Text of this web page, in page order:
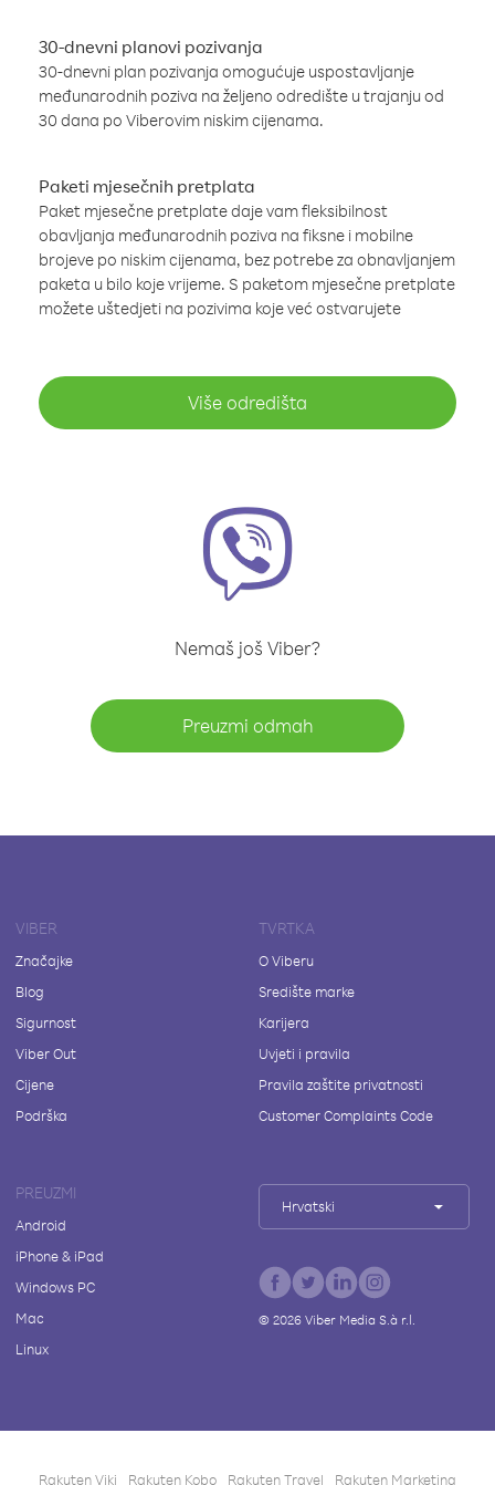
30-dnevni planovi pozivanja
30-dnevni plan pozivanja omogućuje uspostavljanje
međunarodnih poziva na željeno odredište u trajanju od
30 dana po Viberovim niskim cijenama.
Paketi mjesečnih pretplata
Paket mjesečne pretplate daje vam fleksibilnost
obavljanja međunarodnih poziva na fiksne i mobilne
brojeve po niskim cijenama, bez potrebe za obnavljanjem
paketa u bilo koje vrijeme. S paketom mjesečne pretplate
možete uštedjeti na pozivima koje već ostvarujete
Više odredišta
Nemaš još Viber?
Preuzmi odmah
VIBER
Značajke
Blog
Sigurnost
Viber Out
Cijene
Podrška
TVRTKA
O Viberu
Središte marke
Karijera
Uvjeti i pravila
Pravila zaštite privatnosti
Customer Complaints Code
PREUZMI
Android
iPhone & iPad
Windows PC
Mac
Linux
Hrvatski
© 2026Viber Media S.à r.l.
Rakuten Viki Rakuten Kobo Rakuten Travel Rakuten Marketing